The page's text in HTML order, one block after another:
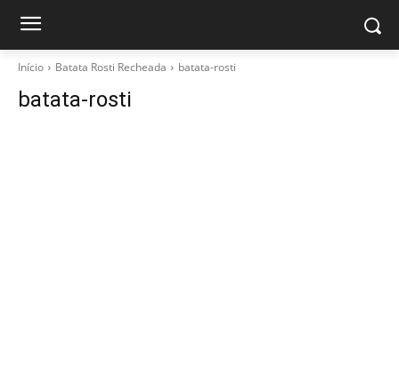
Início Batata Rosti Recheada batata-rosti
batata-rosti